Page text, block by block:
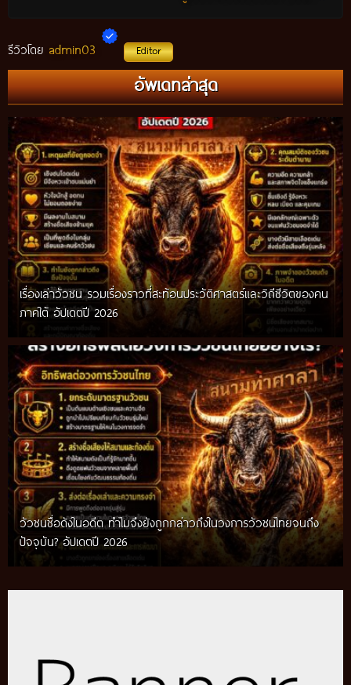
รีวิวโดย admin03 Editor
อัพเดทล่าสุด
เรื่องเล่าวัวชน รวมเรื่องราวที่สะท้อนประวัติศาสตร์และวิถีชีวิตของคน
ภาคใต้ อัปเดตปี 2026
วัวชนชื่อดังในอดีต ทำไมจึงยังถูกกล่าวถึงในวงการวัวชนไทยจนถึง
ปัจจุบัน? อัปเดตปี 2026
กติกาวัวชนสมัยก่อน วิถีการแข่งขันดั้งเดิมที่สืบทอดผ่านภูมิปัญญา
ท้องถิ่น อัปเดตปี 2026